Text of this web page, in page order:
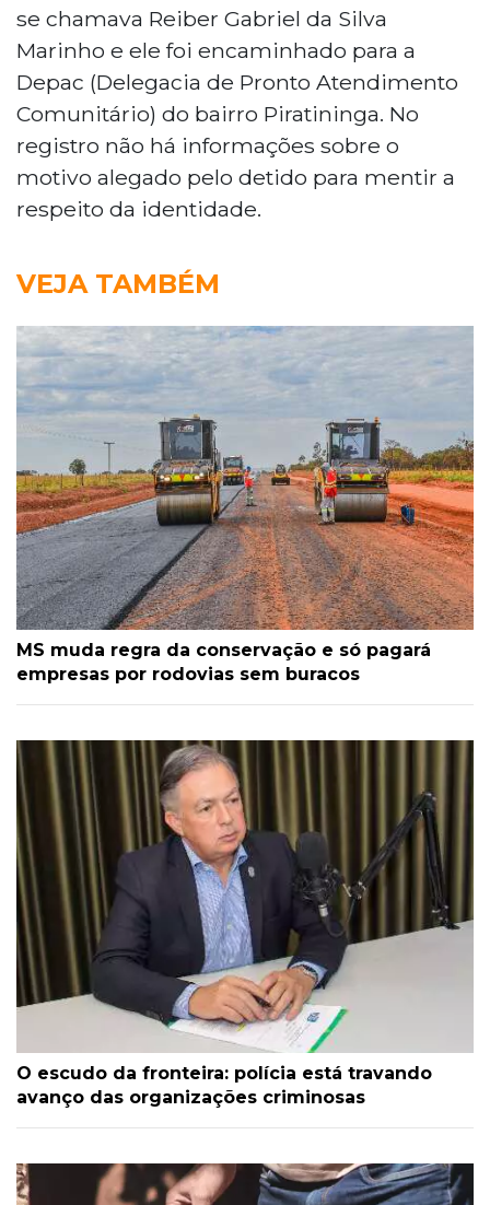
se chamava Reiber Gabriel da Silva
Marinho e ele foi encaminhado para a
Depac (Delegacia de Pronto Atendimento
Comunitário) do bairro Piratininga. No
registro não há informações sobre o
motivo alegado pelo detido para mentir a
respeito da identidade.
VEJA TAMBÉM
MS muda regra da conservação e só pagará
empresas por rodovias sem buracos
O escudo da fronteira: polícia está travando
avanço das organizações criminosas